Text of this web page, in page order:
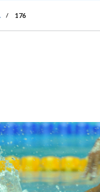
/ 176